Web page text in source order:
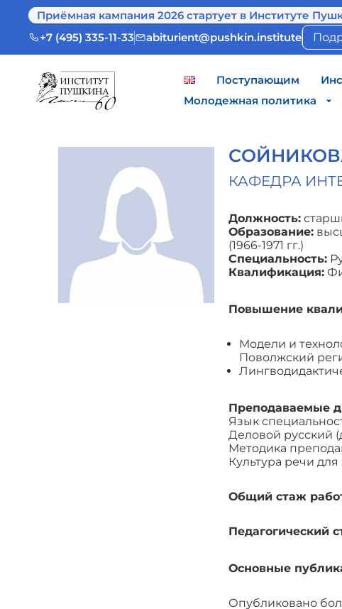
Приёмная кампания 2026 стартует в Институте
+7 (495) 335-11-33 abiturient@pushkin.institute
Поступающим
Молодежная политика
КАФЕДРА
Должность:
Образование:
(1966-1971 гг.)
Специальность:
Квалификация:
Повышение
Модели и
Поволжский
Преподаваемые
Язык
Деловой русский
Методика
Культура речи
Общий стаж
Педагогический
Основные
Опубликовано